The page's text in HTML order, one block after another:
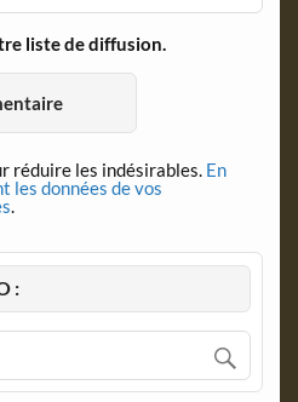
liste de diffusion.
réduire les indésirables. En
les données de vos
.
: